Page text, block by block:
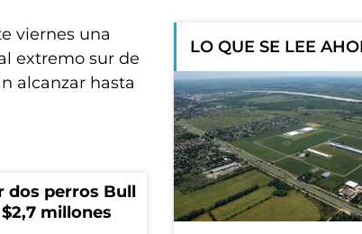
viernes una
extremo sur de
alcanzar hasta
dos perros Bull
millones
LO QUE SE LEE